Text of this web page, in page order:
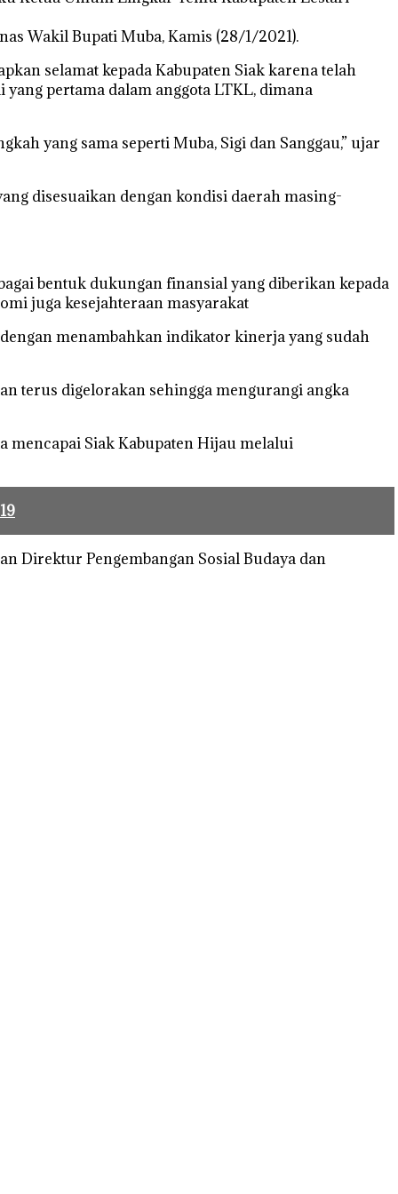
Wakil Bupati Muba, Kamis (28/1/2021).
selamat kepada Kabupaten Siak karena telah
pertama dalam anggota LTKL, dimana
yang sama seperti Muba, Sigi dan Sanggau,” ujar
disesuaikan dengan kondisi daerah masing-
bentuk dukungan finansial yang diberikan kepada
juga kesejahteraan masyarakat
menambahkan indikator kinerja yang sudah
terus digelorakan sehingga mengurangi angka
mencapai Siak Kabupaten Hijau melalui
Direktur Pengembangan Sosial Budaya dan